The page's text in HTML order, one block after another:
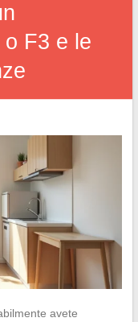
F3 e le
avete